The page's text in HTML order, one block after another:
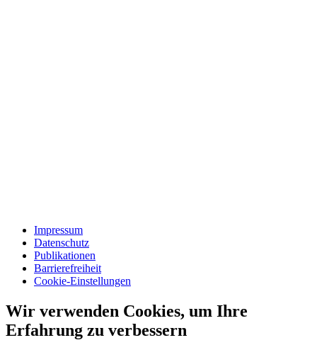
Impressum
Datenschutz
Publikationen
Barrierefreiheit
Cookie-Einstellungen
Wir verwenden Cookies, um Ihre
Erfahrung zu verbessern